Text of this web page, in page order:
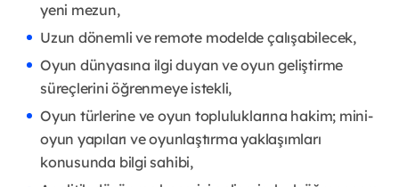
yeni mezun,
Uzun dönemli ve remote modelde çalışabilecek,
Oyun dünyasına ilgi duyan ve oyun geliştirme
süreçlerini öğrenmeye istekli,
Oyun türlerine ve oyun topluluklarına hakim; mini-
oyun yapıları ve oyunlaştırma yaklaşımları
konusunda bilgi sahibi,